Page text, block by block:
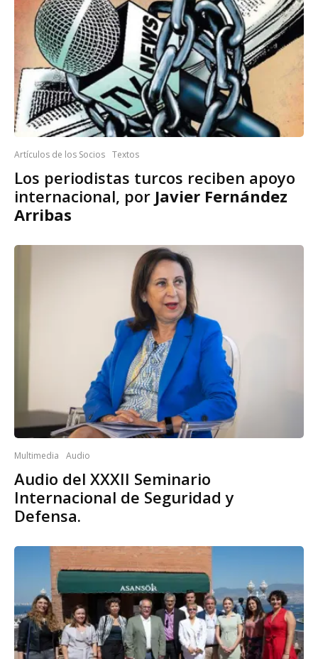
Artículos de los Socios Textos
Los periodistas turcos reciben apoyo
internacional, por Javier Fernández
Arribas
Multimedia Audio
Audio del XXXII Seminario
Internacional de Seguridad y
Defensa.